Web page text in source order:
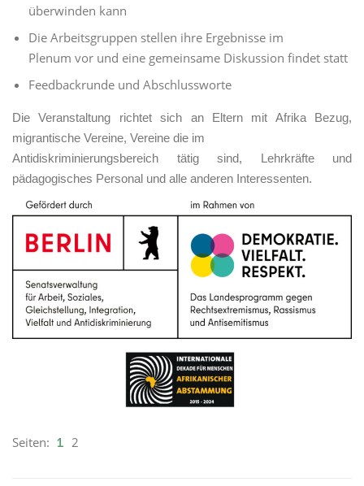
überwinden kann
Die Arbeitsgruppen stellen ihre Ergebnisse im
Plenum vor und eine gemeinsame Diskussion findet statt
Feedbackrunde und Abschlussworte
Die Veranstaltung richtet sich an Eltern mit Afrika Bezug,
migrantische Vereine, Vereine die im
Antidiskriminierungsbereich tätig sind, Lehrkräfte und
pädagogisches Personal und alle anderen Interessenten.
Seiten: 1 2